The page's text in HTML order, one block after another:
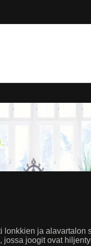
ja alavartalon
joogit ovat